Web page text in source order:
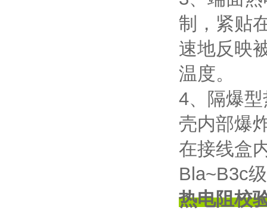
制，紧贴
速地反映
温度。
4、隔爆
壳内部爆
在接线盒
Bla~B3c
热电阻校